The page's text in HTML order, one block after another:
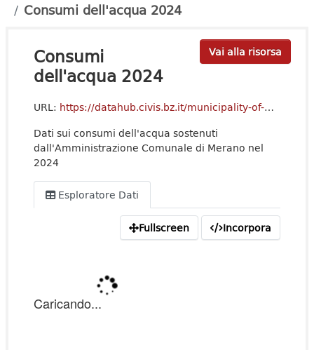
Consumi dell'acqua 2024
Vai alla risorsa
Consumi
dell'acqua 2024
URL: https://datahub.civis.bz.it/municipality-of-merano/StatisticheConsumi/2024_ACQUA_CONSUMI.csv
Dati sui consumi dell'acqua sostenuti
dall'Amministrazione Comunale di Merano nel
2024
Esploratore Dati
Fullscreen Incorpora